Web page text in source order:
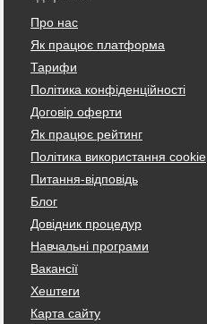
Про нас
Як працює платформа
Тарифи
Політика конфіденційності
Договір оферти
Як працює рейтинг
Політика використання cookie
Питання-відповідь
Блог
Довідник процедур
Навчальні програми
Вакансії
Хештеги
Карта сайту